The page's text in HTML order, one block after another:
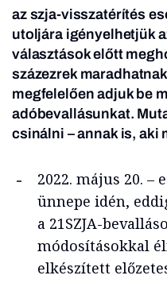
az szja-visszatérítés
utoljára igényelhetjük
választások előtt
százezrek
megfelelően adjuk be
adóbevallásunkat.
csinálni – annak is, aki
2022. május 20. –
ünnepe idén,
a 21SZJA-
módosításokkal
elkészített